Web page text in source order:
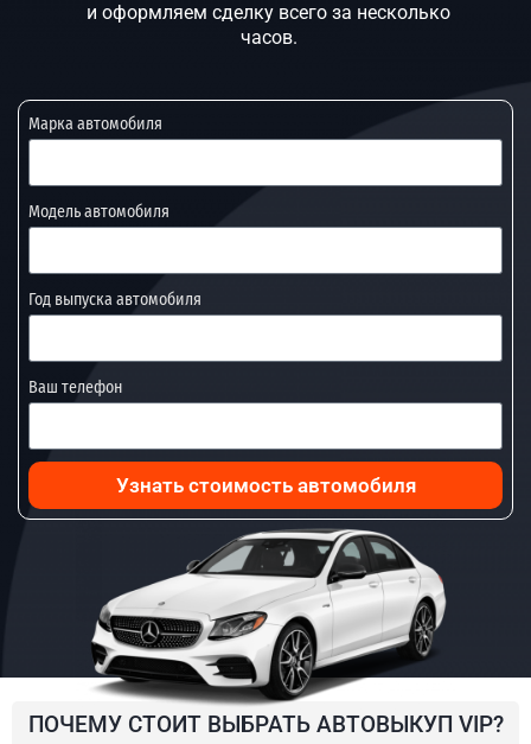
и оформляем сделку всего за несколько
часов.
Марка автомобиля
Модель автомобиля
Год выпуска автомобиля
Ваш телефон
Узнать стоимость автомобиля
ПОЧЕМУ СТОИТ ВЫБРАТЬ АВТОВЫКУП VIP?